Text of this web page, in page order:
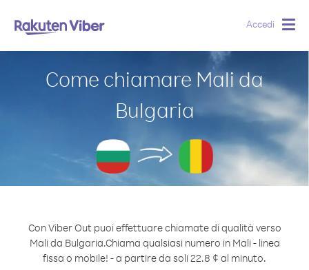
Accedi
Come chiamare Mali da
Bulgaria
Con Viber Out puoi effettuare chiamate di qualità verso
Mali da Bulgaria.Chiama qualsiasi numero in Mali - linea
fissa o mobile! - a partire da soli 22.8 ¢ al minuto.